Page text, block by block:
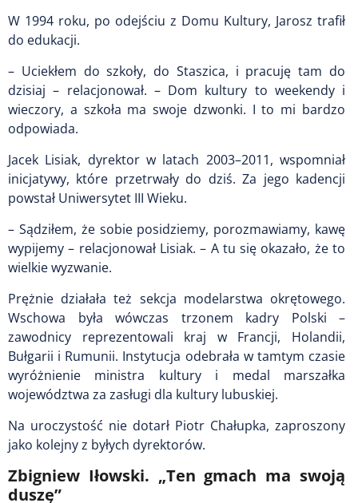
W 1994 roku, po odejściu z Domu Kultury, Jarosz trafił
do edukacji.
– Uciekłem do szkoły, do Staszica, i pracuję tam do
dzisiaj – relacjonował. – Dom kultury to weekendy i
wieczory, a szkoła ma swoje dzwonki. I to mi bardzo
odpowiada.
Jacek Lisiak, dyrektor w latach 2003–2011, wspomniał
inicjatywy, które przetrwały do dziś. Za jego kadencji
powstał Uniwersytet III Wieku.
– Sądziłem, że sobie posidziemy, porozmawiamy, kawę
wypijemy – relacjonował Lisiak. – A tu się okazało, że to
wielkie wyzwanie.
Prężnie działała też sekcja modelarstwa okrętowego.
Wschowa była wówczas trzonem kadry Polski –
zawodnicy reprezentowali kraj w Francji, Holandii,
Bułgarii i Rumunii. Instytucja odebrała w tamtym czasie
wyróżnienie ministra kultury i medal marszałka
województwa za zasługi dla kultury lubuskiej.
Na uroczystość nie dotarł Piotr Chałupka, zaproszony
jako kolejny z byłych dyrektorów.
Zbigniew Iłowski. „Ten gmach ma swoją
duszę”